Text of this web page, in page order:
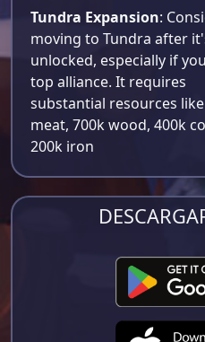
Tundra Expansion:
moving to Tundra after
unlocked, especially if
top alliance. It requires
substantial resources
meat, 700k wood, 400k
200k iron​